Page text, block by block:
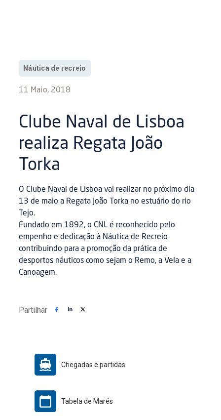
Náutica de recreio
11 Maio, 2018
Clube Naval de Lisboa
realiza Regata João
Torka
O Clube Naval de Lisboa vai realizar no próximo dia
13 de maio a Regata João Torka no estuário do rio
Tejo.
Fundado em 1892, o CNL é reconhecido pelo
empenho e dedicação à Náutica de Recreio
contribuindo para a promoção da prática de
desportos náuticos como sejam o Remo, a Vela e a
Canoagem.
Partilhar
Chegadas e partidas
Tabela de Marés